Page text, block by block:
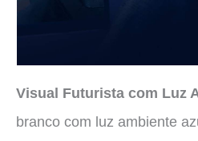
Visual Futurista com Luz
branco com luz ambiente